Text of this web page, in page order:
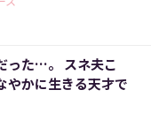
った…。 スネ夫こ
やかに生きる天才で